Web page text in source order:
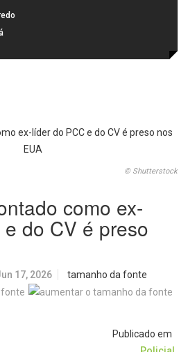
© Shutterstock
como ex-
do CV é preso
17, 2026 tamanho da fonte
Publicado em